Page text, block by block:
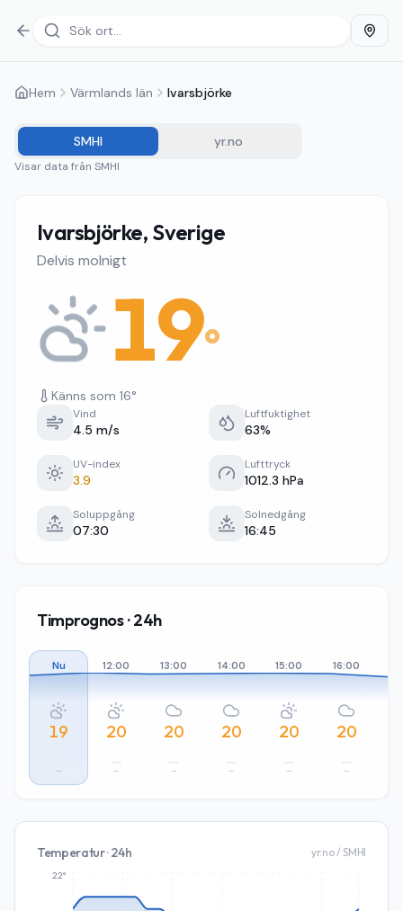
Hem Värmlands län Ivarsbjörke
SMHI yr.no
Visar data från SMHI
Ivarsbjörke, Sverige
Delvis molnigt
19°
Känns som 16°
Vind
4.5 m/s
Luftfuktighet
63%
UV-index
3.9
Lufttryck
1012.3 hPa
Soluppgång
07:30
Solnedgång
16:45
Timprognos · 24h
Nu
19
–
12:00
20
–
13:00
20
–
14:00
20
–
15:00
20
–
16:00
20
–
Temperatur · 24h yr.no / SMHI
22°